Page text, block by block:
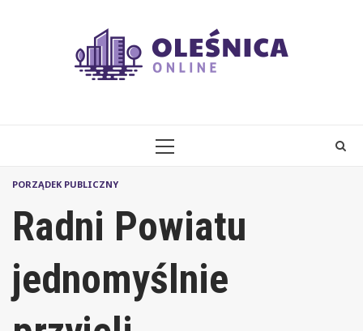
PRIMARY
PORZĄDEK PUBLICZNY
Radni Powiatu
jednomyślnie